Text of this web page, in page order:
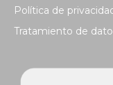
Política de
Tratamiento de